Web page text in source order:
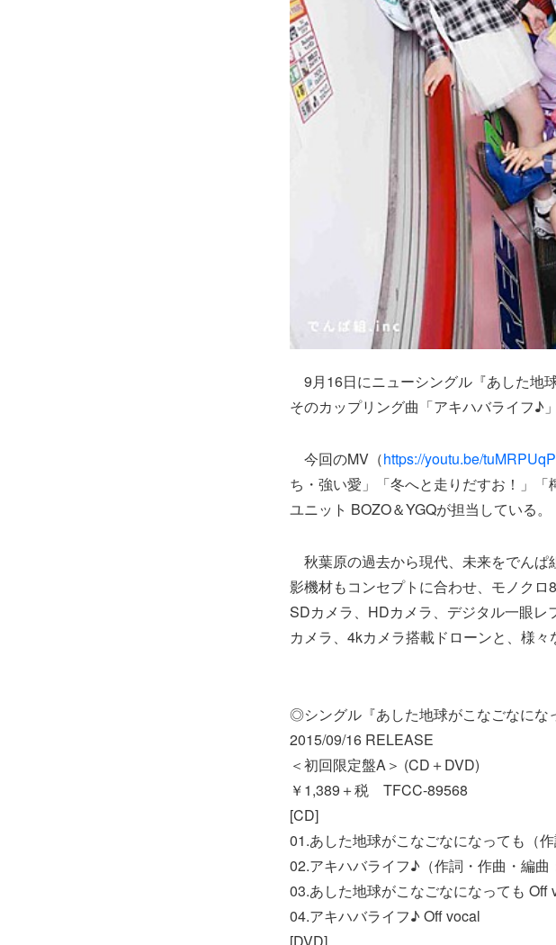
9月16日にニューシングル『あした地
そのカップリング曲「アキハバライフ♪
今回のMV（https://youtu.be/
ち・強い愛」「冬へと走りだすお！」
ユニット BOZO＆YGQが担当している。
秋葉原の過去から現代、未来をでんぱ
影機材もコンセプトに合わせ、モノクロ
SDカメラ、HDカメラ、デジタル一眼
カメラ、4kカメラ搭載ドローンと、様々
◎シングル『あした地球がこなごなにな
2015/09/16 RELEASE
＜初回限定盤A＞ (CD＋DVD)
￥1,389＋税 TFCC-89568
[CD]
01.あした地球がこなごなになっても（
02.アキハバライフ♪（作詞・作曲・編曲
03.あした地球がこなごなになっても Off
04.アキハバライフ♪ Off vocal